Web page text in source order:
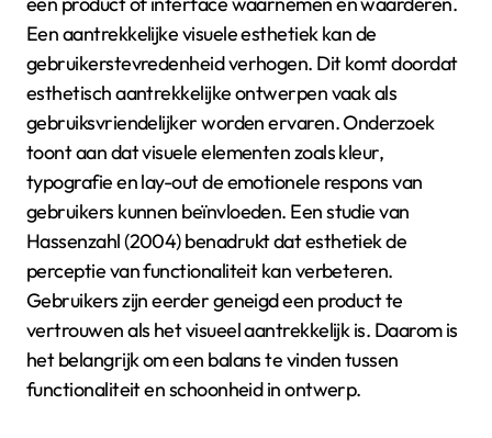
Een aantrekkelijke visuele esthetiek kan de
gebruikerstevredenheid verhogen. Dit komt doordat
esthetisch aantrekkelijke ontwerpen vaak als
gebruiksvriendelijker worden ervaren. Onderzoek
toont aan dat visuele elementen zoals kleur,
typografie en lay-out de emotionele respons van
gebruikers kunnen beïnvloeden. Een studie van
Hassenzahl (2004) benadrukt dat esthetiek de
perceptie van functionaliteit kan verbeteren.
Gebruikers zijn eerder geneigd een product te
vertrouwen als het visueel aantrekkelijk is. Daarom is
het belangrijk om een balans te vinden tussen
functionaliteit en schoonheid in ontwerp.